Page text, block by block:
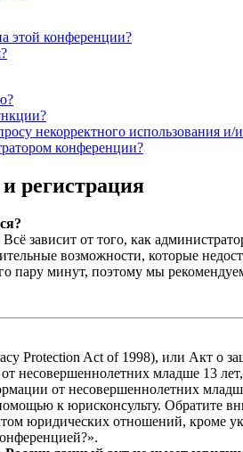
этой конференции?
некорректного использования
конференции?
регистрация
зависит от того, как
возможности, которые
пару минут, поэтому мы
Protection Act of 1998), или Акт о
несовершеннолетних младше 13
от несовершеннолетних
к юрисконсульту. Обратите
юридических отношений, кроме